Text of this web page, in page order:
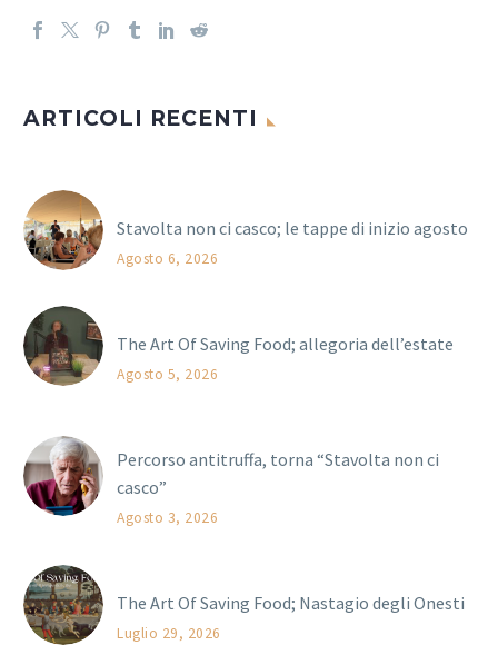
ARTICOLI RECENTI
Stavolta non ci casco; le tappe di inizio agosto
Agosto 6, 2026
The Art Of Saving Food; allegoria dell’estate
Agosto 5, 2026
Percorso antitruffa, torna “Stavolta non ci
casco”
Agosto 3, 2026
The Art Of Saving Food; Nastagio degli Onesti
Luglio 29, 2026